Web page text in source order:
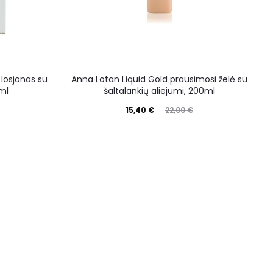
su
Anna Lotan Liquid Gold prausimosi želė su
šaltalankių aliejumi, 200ml
22,00€
15,40 €